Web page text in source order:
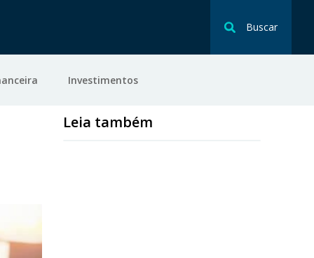
Buscar
Investimentos
Leia também